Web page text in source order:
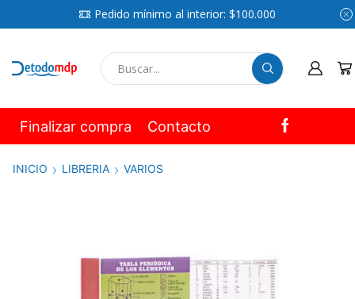
Pedido mínimo al interior: $100.000
Finalizar compra Contacto
INICIO LIBRERIA VARIOS